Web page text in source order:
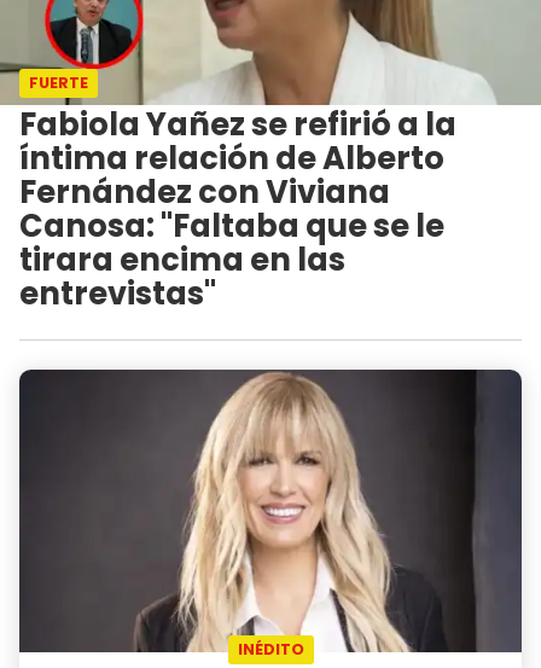
FUERTE
Fabiola Yañez se refirió a la
íntima relación de Alberto
Fernández con Viviana
Canosa: "Faltaba que se le
tirara encima en las
entrevistas"
INÉDITO